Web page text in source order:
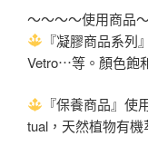
～～～～使用商品
『凝膠商品系列
Vetro⋯等。顏色飽
『保養商品』
tual，天然植物有